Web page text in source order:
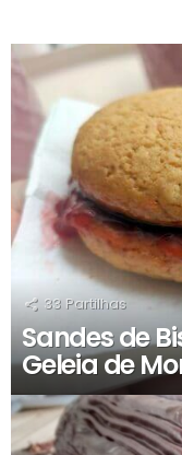
RECOMENDADOS
33 Partilhas
Sandes de
Geleia de